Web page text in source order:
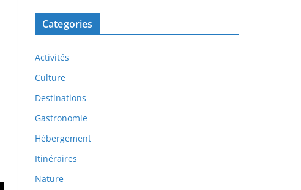
Categories
Activités
Culture
Destinations
Gastronomie
Hébergement
Itinéraires
Nature